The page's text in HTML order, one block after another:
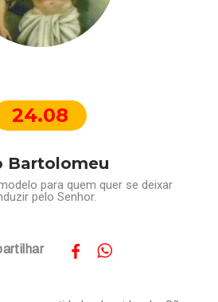
24.08
Bartolomeu
para quem quer se deixar
pelo Senhor.